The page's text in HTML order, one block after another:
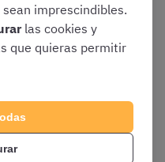
del
as
de
imprescindibles.
las cookies y
que quieras permitir